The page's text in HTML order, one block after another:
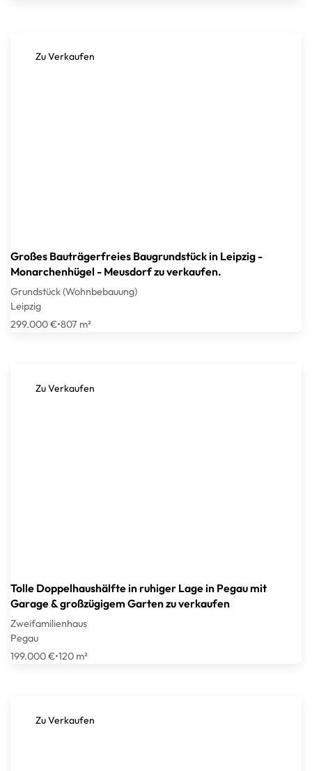
Zu Verkaufen
Großes Bauträgerfreies Baugrundstück in Leipzig -
Monarchenhügel - Meusdorf zu verkaufen.
Grundstück (Wohnbebauung)
Leipzig
299.000 €•807 m²
Zu Verkaufen
Tolle Doppelhaushälfte in ruhiger Lage in Pegau mit
Garage & großzügigem Garten zu verkaufen
Zweifamilienhaus
Pegau
199.000 €•120 m²
Zu Verkaufen